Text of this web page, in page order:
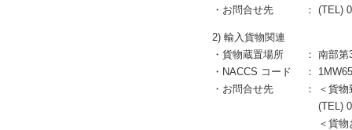
・お問合せ先
： (TEL)
2) 輸入貨物関連
・貨物蔵置場所
： 南部
・NACCS コード
：
・お問合せ先
： ＜貨
(TEL)
＜貨物